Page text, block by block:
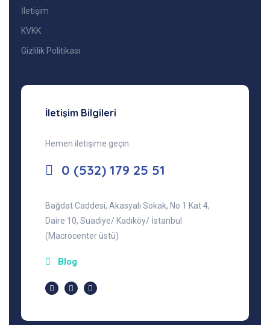
İletişim
KVKK
Gizlilik Politikası
İletişim Bilgileri
Hemen iletişime geçin.
0 (532) 179 25 51
Bağdat Caddesi, Akasyalı Sokak, No 1 Kat 4,
Daire 10, Suadiye/ Kadıköy/ İstanbul
(Macrocenter üstü)
Blog